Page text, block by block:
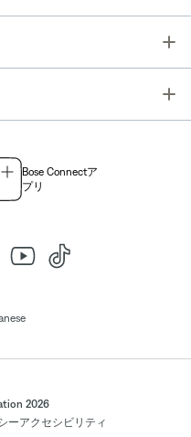
Bose Connectア
プリ
2026
ーアクセシビリティ